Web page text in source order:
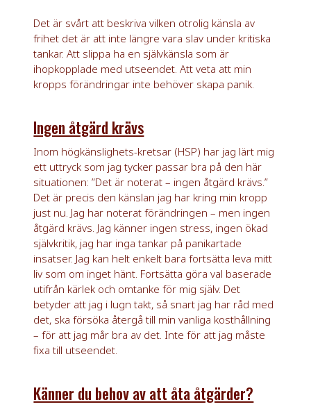
Det är svårt att beskriva vilken otrolig känsla av
frihet det är att inte längre vara slav under kritiska
tankar. Att slippa ha en självkänsla som är
ihopkopplade med utseendet. Att veta att min
kropps förändringar inte behöver skapa panik.
Ingen åtgärd krävs
Inom högkänslighets-kretsar (HSP) har jag lärt mig
ett uttryck som jag tycker passar bra på den här
situationen: ”Det är noterat – ingen åtgärd krävs.”
Det är precis den känslan jag har kring min kropp
just nu. Jag har noterat förändringen – men ingen
åtgärd krävs. Jag känner ingen stress, ingen ökad
självkritik, jag har inga tankar på panikartade
insatser. Jag kan helt enkelt bara fortsätta leva mitt
liv som om inget hänt. Fortsätta göra val baserade
utifrån kärlek och omtanke för mig själv. Det
betyder att jag i lugn takt, så snart jag har råd med
det, ska försöka återgå till min vanliga kosthållning
– för att jag mår bra av det. Inte för att jag måste
fixa till utseendet.
Känner du behov av att åta åtgärder?